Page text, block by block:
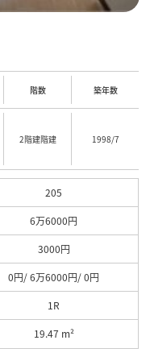
階数 築年数
2階建階建 1998/7
205
6万6000円
3000円
0円/ 6万6000円/ 0円
1R
19.47 m²